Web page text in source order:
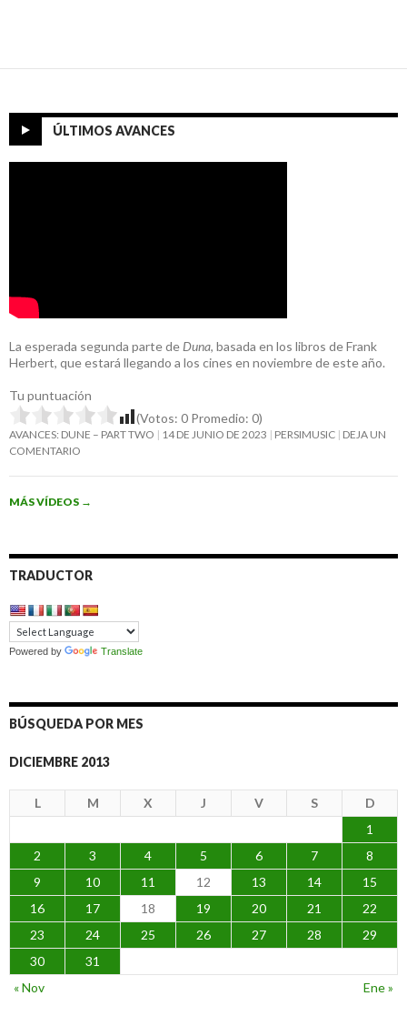
ÚLTIMOS AVANCES
La esperada segunda parte de Duna, basada en los libros de Frank
Herbert, que estará llegando a los cines en noviembre de este año.
Tu puntuación
(Votos: 0 Promedio: 0)
AVANCES: DUNE – PART TWO 14 DE JUNIO DE 2023 PERSIMUSIC DEJA UN
COMENTARIO
MÁS VÍDEOS →
TRADUCTOR
Powered by Translate
BÚSQUEDA POR MES
DICIEMBRE 2013
L M X J V S
D
1
2
3 4 5 6 7
8
9
10 11 12 13 14
15
16
17 18 19 20 21
22
23
24 25 26 27 28
29
30
31
« Nov
Ene »